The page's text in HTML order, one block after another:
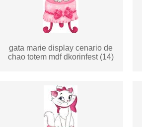
gata marie display cenario de
chao totem mdf dkorinfest (14)